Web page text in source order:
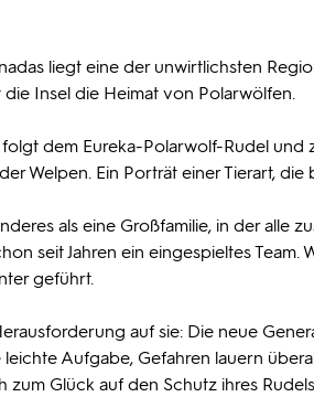
liegt eine der unwirtlichsten
Insel die Heimat von Polarwölfen.
dem Eureka-Polarwolf-Rudel
Welpen. Ein Porträt einer Tierart,
als eine Großfamilie, in der alle
seit Jahren ein eingespieltes
geführt.
auf sie: Die neue
Aufgabe, Gefahren lauern
zum Glück auf den Schutz ihres